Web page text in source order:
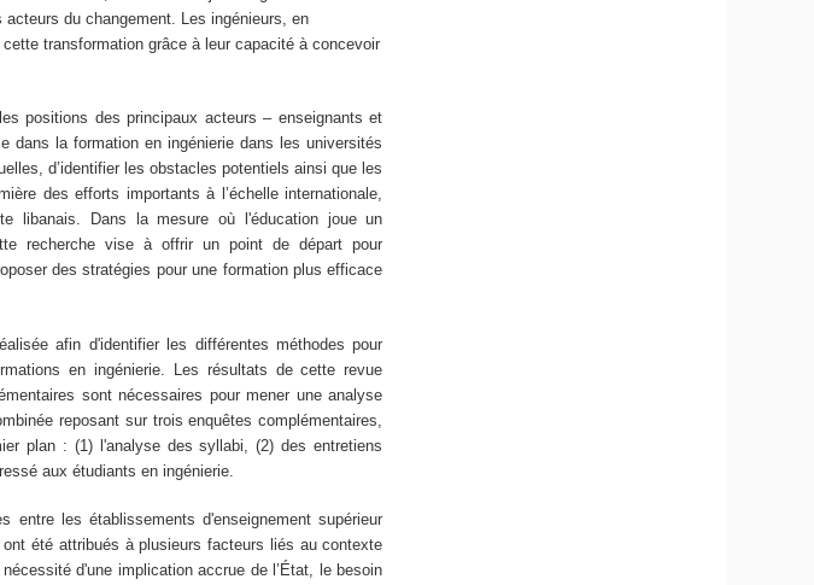
du changement. Les ingénieurs, en
transformation grâce à leur capacité à concevoir
positions des principaux acteurs – enseignants et
dans la formation en ingénierie dans les universités
d’identifier les obstacles potentiels ainsi que les
des efforts importants à l’échelle internationale,
libanais. Dans la mesure où l'éducation joue un
recherche vise à offrir un point de départ pour
des stratégies pour une formation plus efficace
afin d'identifier les différentes méthodes pour
en ingénierie. Les résultats de cette revue
sont nécessaires pour mener une analyse
reposant sur trois enquêtes complémentaires,
plan : (1) l'analyse des syllabi, (2) des entretiens
aux étudiants en ingénierie.
entre les établissements d'enseignement supérieur
été attribués à plusieurs facteurs liés au contexte
d'une implication accrue de l’État, le besoin